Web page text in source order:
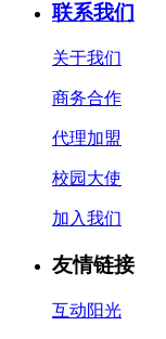
联系我们
关于我们
商务合作
代理加盟
校园大使
加入我们
友情链接
互动阳光